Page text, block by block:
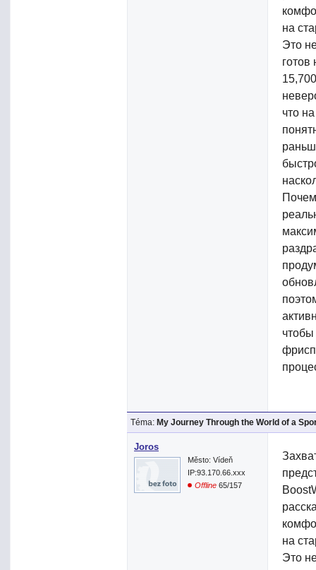
на
Это
что
чтобы
Téma: My Journey Through the World of a
Joros
Město: Vídeň
IP:93.170.66.xxx
Offline 65/157
на
Это